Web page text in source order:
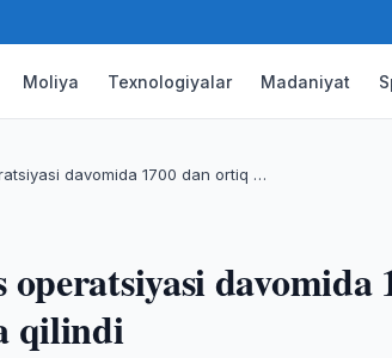
Moliya Texnologiyalar Madaniyat
davomida 1700 dan ortiq …
operatsiyasi
qilindi